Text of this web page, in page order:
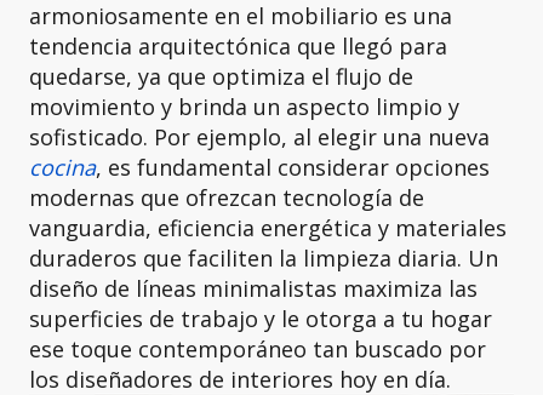
armoniosamente en el mobiliario es una
tendencia arquitectónica que llegó para
quedarse, ya que optimiza el flujo de
movimiento y brinda un aspecto limpio y
sofisticado. Por ejemplo, al elegir una nueva
cocina, es fundamental considerar opciones
modernas que ofrezcan tecnología de
vanguardia, eficiencia energética y materiales
duraderos que faciliten la limpieza diaria. Un
diseño de líneas minimalistas maximiza las
superficies de trabajo y le otorga a tu hogar
ese toque contemporáneo tan buscado por
los diseñadores de interiores hoy en día.